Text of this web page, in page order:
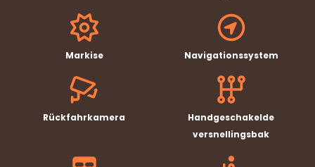
Markise Navigationssystem
Rückfahrkamera
Handgeschakelde
versnellingsbak